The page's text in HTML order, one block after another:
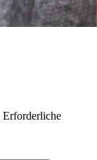
Erforderliche